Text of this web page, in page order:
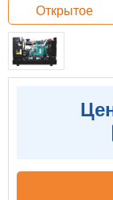
Открытое